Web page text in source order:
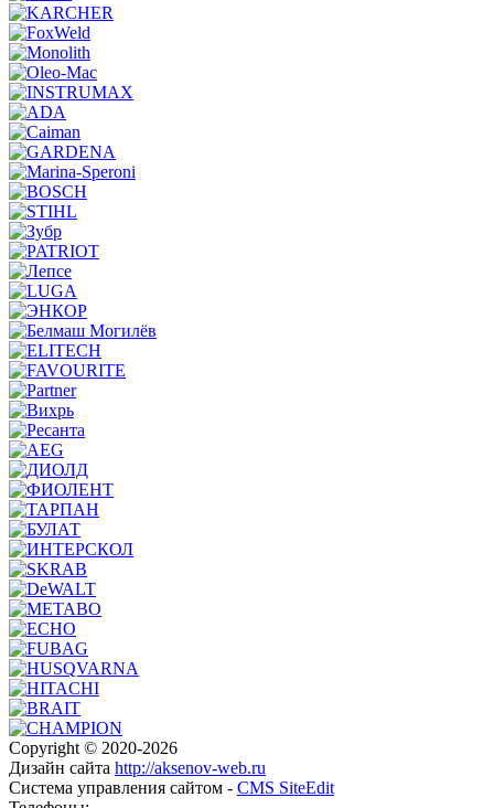
Copyright © 2020-2026
Дизайн сайта http://aksenov-web.ru
Система управления сайтом - CMS SiteEdit